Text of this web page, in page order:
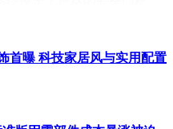
式进入实质规范阶段，为自
然。2025年全年销量超过12
品牌发展势头强劲。此次获
正从L2 +辅助驾驶向L3有
首曝 科技家居风与实用配置